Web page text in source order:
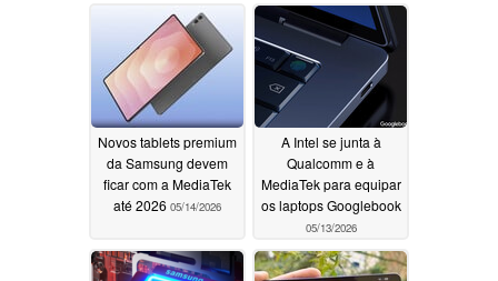
RAM LPDDR6,
armazenamento UFS
5.0, mais
05/20/2026
Novos tablets premium
da Samsung devem
ficar com a MediaTek
até 2026 05/14/2026
A Intel se junta à
Qualcomm e à
MediaTek para equipar
os laptops Googlebook
05/13/2026